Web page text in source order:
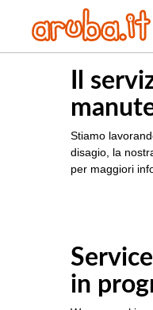
Il
Stiamo
disagio, la
per maggiori
in